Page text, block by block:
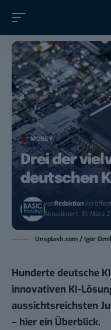
MONEY
Drei der
deutschen
vonRedaktion
Aktualisiert: 31. März
Unsplash.com / Igor
Hunderte deutsche
innovativen KI-
aussichtsreichsten
– hier ein Überblick.